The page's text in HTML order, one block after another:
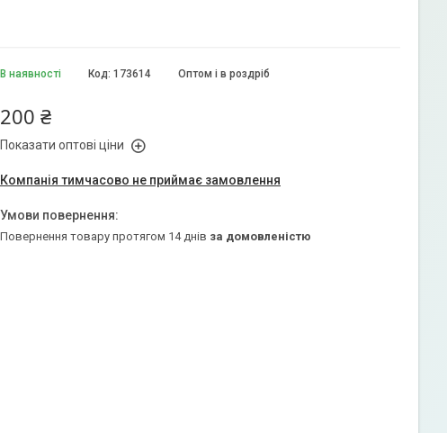
В наявності Оптом і в роздріб
Код: 173614
200 ₴
Показати оптові ціни
Компанія тимчасово не приймає замовлення
повернення товару протягом 14 днів за домовленістю